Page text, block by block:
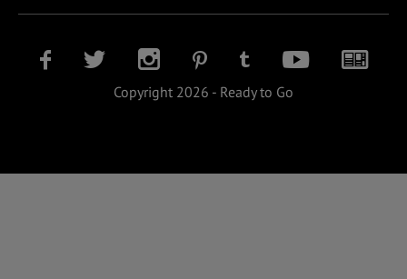
Copyright 2026 - Ready to Go